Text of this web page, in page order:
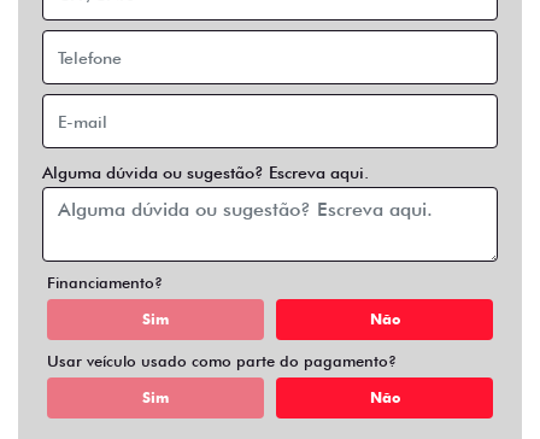
Alguma dúvida ou sugestão? Escreva aqui.
Financiamento?
Sim Não
Usar veículo usado como parte do pagamento?
Sim Não